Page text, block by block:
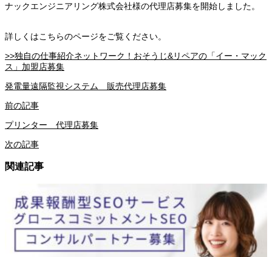
ナックエンジニアリング株式会社様の代理店募集を開始しました。
詳しくはこちらのページをご覧ください。
>>独自の仕事紹介ネットワーク！おそうじ&リペアの「イー・マック
ス」加盟店募集
発電量遠隔監視システム 販売代理店募集
前の記事
プリンター 代理店募集
次の記事
関連記事